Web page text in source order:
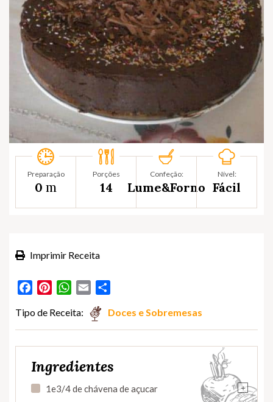
Preparação
0 m
Porções
14
Confeção:
Lume&Forno
Nível:
Fácil
Imprimir Receita
FacebookPinterestWhatsApp
Email
Tipo de Receita: Doces e Sobremesas
Ingredientes
+
1e3/4 de chávena de açucar